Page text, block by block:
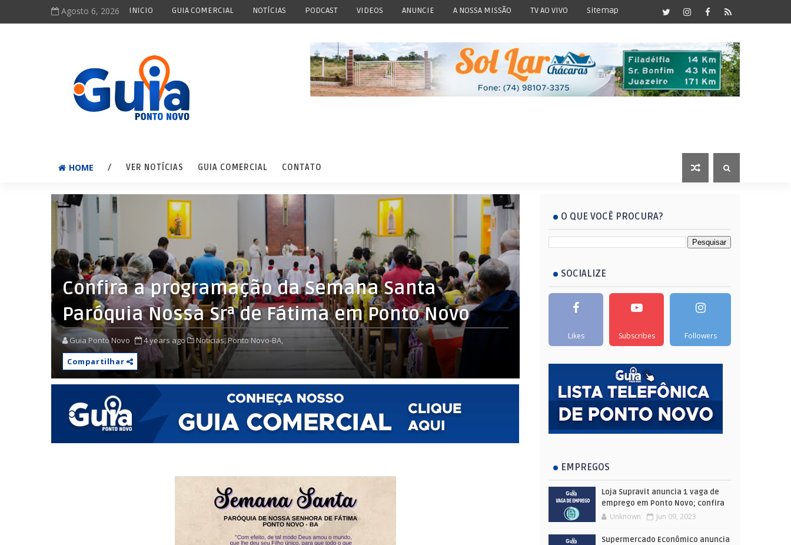
Agosto 6, 2026 INICIO GUIA COMERCIAL NOTÍCIAS PODCAST VIDEOS ANUNCIE A NOSSA MISSÃO TV AO VIVO Sitemap
HOME / VER NOTÍCIAS GUIA COMERCIAL CONTATO
Confira a programação da Semana Santa
Paróquia Nossa Srª de Fátima em Ponto Novo
Guia Ponto Novo 4 years ago Notícias,Ponto Novo-BA,
Compartilhar
O QUE VOCÊ PROCURA?
SOCIALIZE
Likes Subscribes Followers
EMPREGOS
Loja Supravit anuncia 1 vaga de
emprego em Ponto Novo; confira
Unknown Jun 09, 2023
Supermercado Econômico anuncia